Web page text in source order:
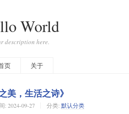
World
description here.
页 关于
美，生活之诗》
: 2024-09-27 分类: 默认分类